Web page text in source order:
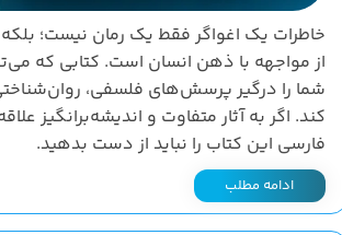
خاطرات یک اغواگر فقط یک رمان نیست؛
از مواجهه با ذهن انسان است. کتابی که
شما را درگیر پرسش‌های فلسفی،
کند. اگر به آثار متفاوت و اندیشه‌برانگیز
فارسی این کتاب را نباید از دست بدهید.
ادامه مطلب